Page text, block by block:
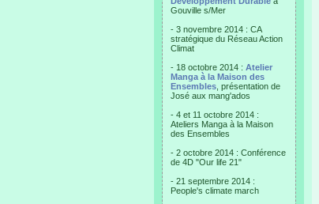
Gouville s/Mer
- 3 novembre 2014 : CA
stratégique du Réseau Action
Climat
- 18 octobre 2014 : Atelier
Manga à la Maison des
Ensembles , présentation de
José aux mang'ados
- 4 et 11 octobre 2014 :
Ateliers Manga à la Maison
des Ensembles
- 2 octobre 2014 : Conférence
de 4D "Our life 21"
- 21 septembre 2014 :
People's climate march